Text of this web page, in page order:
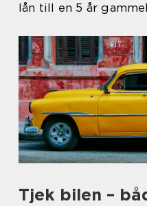
lån till en 5 år
Tjek bilen –